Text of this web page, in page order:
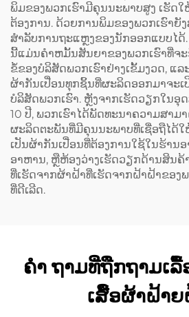
ພິມຂອງພວກເຮົາມີຄຸນນະພາບສູງ ເຮັດ
ຕ້ອງການ. ດ້ວຍການພິມຂອງພວກເຮົາຍັ
ສໍາລັບການຖະແຫຼງຂອງນັກອອກແບບໄດ້.
ນີ້ແມ່ນຄຳຫມັ້ນສັນຍາຂອງພວກເຮົາທີ່ຈ
ຂໍ້ຂອງບໍລິສັດພວກເຮົາຢ່າງເຂັ້ມງວດ, ແ
ຜ້າກັນເປື່ອນທຸກຊິ້ນທີ່ຜະລິດອອກມາຈະເ
ບໍລິສັດພວກເຮົາ. ຫຼັງຈາກເຮັດວຽກໃນອຸ
10 ປີ, ພວກເຮົາໄດ້ພັດທະນາຄວາມສາມ
ຜະລິດຕະພັນທີ່ມີຄຸນນະພາບທີ່ເຊື່ອຖືໄດ້
ເປັນຜ້າກັນເປື່ອນທີ່ຕ້ອງການໃຊ້ໃນຮ້ານ
ອາຫານ, ຫຼືຫ້ອງວ່າງເຮັດວຽກດ້ານສິນຄ້
ທີ່ເຮັດຈາກຜ້າຝ້າທີ່ເຮັດຈາກຝ້າຝ້າຂອງພ
ທີ່ດີເລີດ.
ຄໍາ ຖາມທີ່ຖືກຖາມເ
ເສື້ອຜ້າຝ້າ